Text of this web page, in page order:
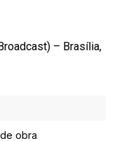
– Brasília,
obra